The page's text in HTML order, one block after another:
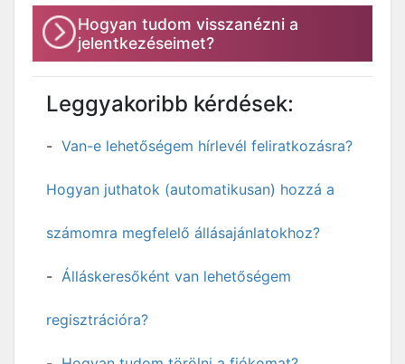
Hogyan tudom visszanézni a
jelentkezéseimet?
Leggyakoribb kérdések:
Van-e lehetőségem hírlevél feliratkozásra?
Hogyan juthatok (automatikusan) hozzá a
számomra megfelelő állásajánlatokhoz?
Álláskeresőként van lehetőségem
regisztrációra?